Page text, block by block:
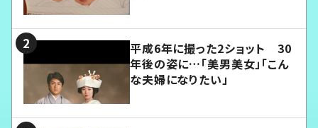
平成6年に撮った2ショット 30
年後の姿に…「美男美女」「こん
な夫婦になりたい」